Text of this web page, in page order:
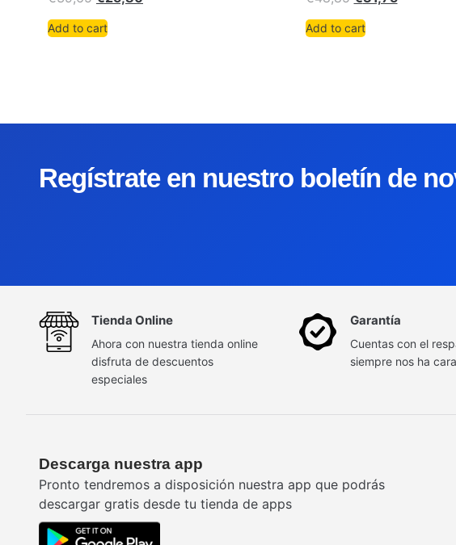
Add to cart Add to cart
Regístrate en nuestro boletín de
Tienda Online
Ahora con nuestra tienda online
disfruta de descuentos
especiales
Garantía
Cuentas con el
siempre nos ha
Descarga nuestra app
Pronto tendremos a disposición nuestra app que podrás
descargar gratis desde tu tienda de apps